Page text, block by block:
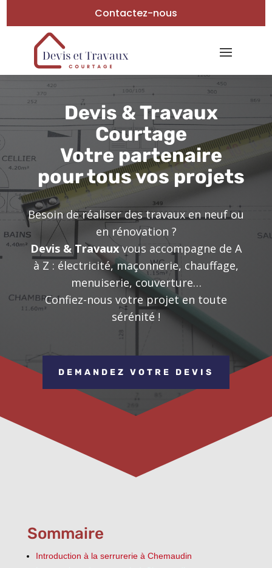
Contactez-nous
Devis & Travaux
Courtage
Votre partenaire
pour tous vos projets
Besoin de réaliser des travaux en neuf ou
en rénovation ?
Devis & Travaux vous accompagne de A
à Z : électricité, maçonnerie, chauffage,
menuiserie, couverture…
Confiez-nous votre projet en toute
sérénité !
DEMANDEZ VOTRE DEVIS
Sommaire
Introduction à la serrurerie à Chemaudin